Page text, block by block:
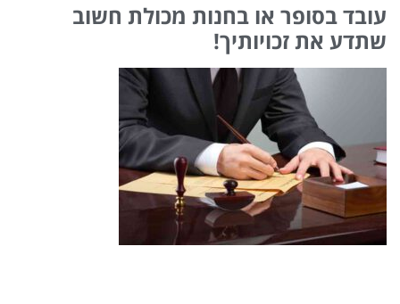
עובד בסופר או בחנות מכולת חשוב
שתדע את זכויותיך!